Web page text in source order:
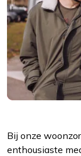
Bij onze
enthousiaste